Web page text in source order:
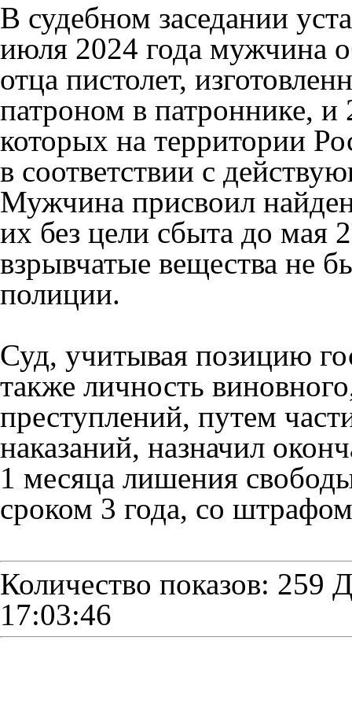
В судебном заседании
июля 2024 года мужчина
отца пистолет,
патроном в патроннике,
которых на территории
в соответствии с
Мужчина присвоил
их без цели сбыта до мая
взрывчатые вещества не
полиции.
Суд, учитывая позицию
также личность
преступлений, путем
наказаний, назначил
1 месяца лишения
сроком 3 года, со
Количество показов: 259
17:03:46